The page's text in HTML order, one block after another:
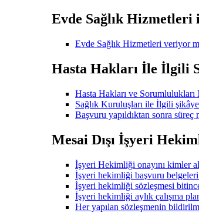
Evde Sağlık
Evde Sağlık Hizmetleri veriyor
Hasta Hakları İle İlgili
Hasta Hakları ve Sorumlulukları
Sağlık Kuruluşları ile İlgili
Başvuru yapıldıktan sonra süreç
Mesai Dışı İşyeri
İşyeri Hekimliği onayını kimler
İşyeri hekimliği başvuru
İşyeri hekimliği sözleşmesi
İşyeri hekimliği aylık çalışma
Her yapılan sözleşmenin